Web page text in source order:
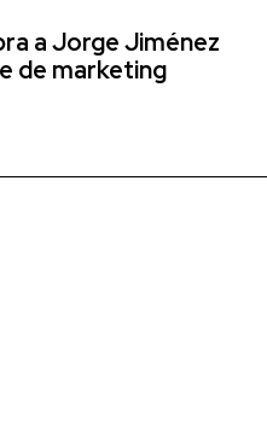
a Jorge Jiménez
de marketing